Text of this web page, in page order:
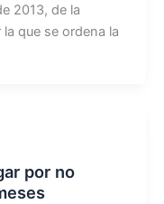
2013, de la
que se ordena la
por no